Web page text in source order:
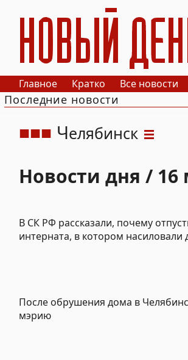
РИА Новый День
Главное Кратко Все новости
Последние новости
Челябинск
Новости дня / 16
В СК РФ рассказали, почему
интерната, в котором насиловали
После обрушения дома в
мэрию